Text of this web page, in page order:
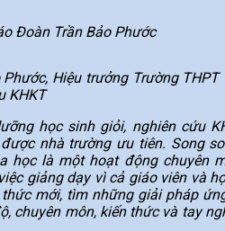
Đoàn Trần Bảo Phước
Hiệu trưởng Trường THPT
KHKT
học sinh giỏi, nghiên cứu
nhà trường ưu tiên. Song
học là một hoạt động chuyên
giảng dạy vì cả giáo viên và
mới, tìm những giải pháp
chuyên môn, kiến thức và tay